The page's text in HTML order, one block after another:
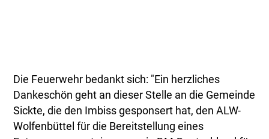
Die Feuerwehr bedankt sich: "Ein herzliches
Dankeschön geht an dieser Stelle an die Gemeinde
Sickte, die den Imbiss gesponsert hat, den ALW-
Wolfenbüttel für die Bereitstellung eines